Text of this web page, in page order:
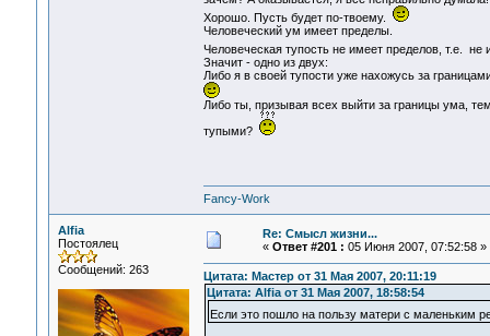
Хорошо. Пусть будет по-твоему.
Человеческий ум имеет пределы.
Человеческая тупость не имеет пределов, т.е.
Значит - одно из двух:
Либо я в своей тупости уже нахожусь за
Либо ты, призывая всех выйти за границы ума,
тупыми?
Fancy-Work
Alfia
Постоялец
Сообщений: 263
Re: Смысл жизни...
« Ответ #201 : 05 Июня 2007, 07:52:58 »
Цитата: Мастер от 31 Мая 2007, 20:11:19
Цитата: Alfia от 31 Мая 2007, 18:58:54
Если это пошло на пользу матери с маленьким